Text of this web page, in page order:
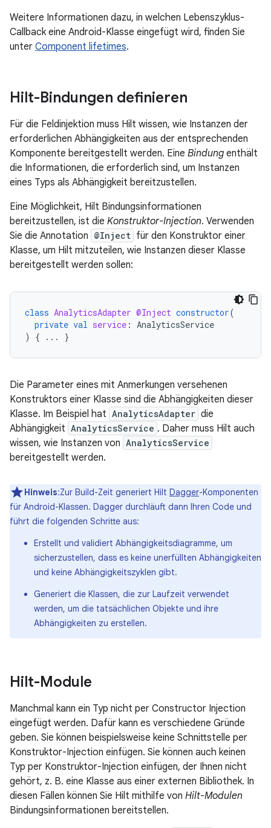
Weitere Informationen dazu, in welchen Lebenszyklus-
Callback eine Android-Klasse eingefügt wird, finden Sie
unter Component lifetimes.
Hilt-Bindungen definieren
Für die Feldinjektion muss Hilt wissen, wie Instanzen der
erforderlichen Abhängigkeiten aus der entsprechenden
Komponente bereitgestellt werden. Eine Bindung enthält
die Informationen, die erforderlich sind, um Instanzen
eines Typs als Abhängigkeit bereitzustellen.
Eine Möglichkeit, Hilt Bindungsinformationen
bereitzustellen, ist die Konstruktor-Injection. Verwenden
Sie die Annotation @Inject für den Konstruktor einer
Klasse, um Hilt mitzuteilen, wie Instanzen dieser Klasse
bereitgestellt werden sollen:
class AnalyticsAdapter @Inject constructor(
private val service : AnalyticsService
)
{ ... }
Die Parameter eines mit Anmerkungen versehenen
Konstruktors einer Klasse sind die Abhängigkeiten dieser
Klasse. Im Beispiel hat AnalyticsAdapter die
Abhängigkeit AnalyticsService . Daher muss Hilt auch
wissen, wie Instanzen von AnalyticsService
bereitgestellt werden.
Hinweis:Zur Build-Zeit generiert Hilt Dagger-Komponenten
für Android-Klassen. Dagger durchläuft dann Ihren Code und
führt die folgenden Schritte aus:
Erstellt und validiert Abhängigkeitsdiagramme, um
sicherzustellen, dass es keine unerfüllten Abhängigkeiten
und keine Abhängigkeitszyklen gibt.
Generiert die Klassen, die zur Laufzeit verwendet
werden, um die tatsächlichen Objekte und ihre
Abhängigkeiten zu erstellen.
Hilt-Module
Manchmal kann ein Typ nicht per Constructor Injection
eingefügt werden. Dafür kann es verschiedene Gründe
geben. Sie können beispielsweise keine Schnittstelle per
Konstruktor-Injection einfügen. Sie können auch keinen
Typ per Konstruktor-Injection einfügen, der Ihnen nicht
gehört, z. B. eine Klasse aus einer externen Bibliothek. In
diesen Fällen können Sie Hilt mithilfe von Hilt-Modulen
Bindungsinformationen bereitstellen.